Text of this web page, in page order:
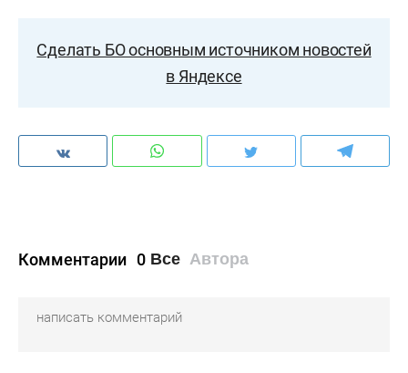
Сделать БО основным источником новостей
в Яндексе
Комментарии 0 Все Автора